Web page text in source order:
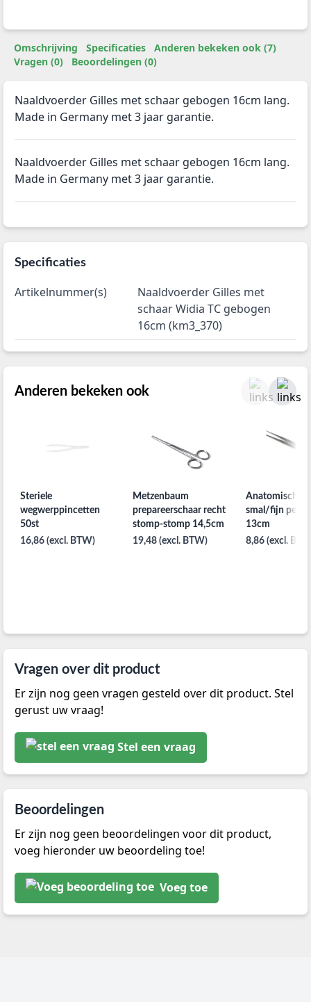
Omschrijving Specificaties
Anderen bekeken ook (7)
Vragen (0)
Beoordelingen (0)
Naaldvoerder Gilles met schaar gebogen 16cm lang.
Made in Germany met 3 jaar garantie.
Naaldvoerder Gilles met schaar gebogen 16cm lang.
Made in Germany met 3 jaar garantie.
Specificaties
Artikelnummer(s)
Naaldvoerder Gilles met
schaar Widia TC gebogen
16cm (km3_370)
Anderen bekeken ook
Steriele
wegwerppincetten
50st
16,86 (excl. BTW)
Metzenbaum
prepareerschaar recht
stomp-stomp 14,5cm
19,48 (excl. BTW)
Anatomisch
smal/fijn per
13cm
8,86 (excl.
Vragen over dit product
Er zijn nog geen vragen gesteld over dit product. Stel
gerust uw vraag!
Stel een vraag
Beoordelingen
Er zijn nog geen beoordelingen voor dit product,
voeg hieronder uw beoordeling toe!
Voeg toe